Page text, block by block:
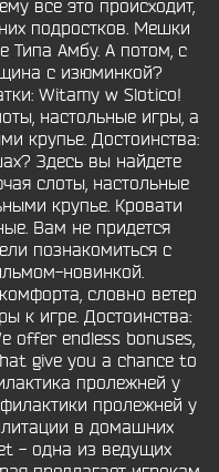
все это происходит,
подростков. Мешки
Типа Амбу. А потом, с
с изюминкой?
Witamy w Slotico!
настольные игры, а
крупье. Достоинства:
Здесь вы найдете
слоты, настольные
крупье. Кровати
Вам не придется
познакомиться с
новинкой.
словно ветер
к игре. Достоинства:
offer endless bonuses,
give you a chance to
пролежней у
пролежней у
в домашних
- одна из ведущих